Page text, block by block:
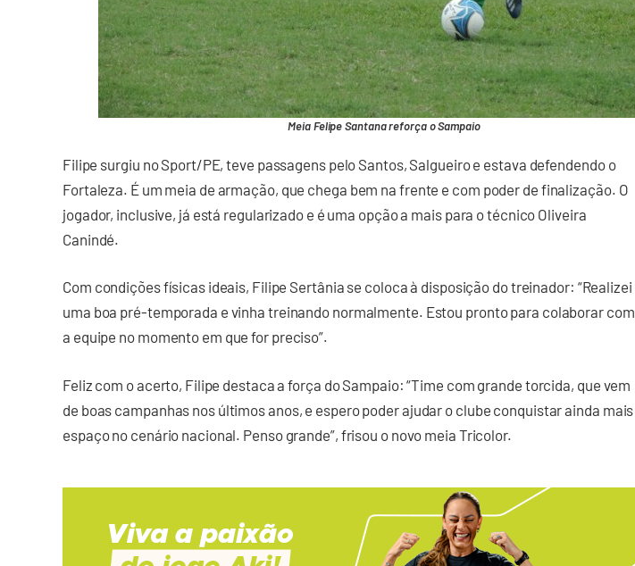
Meia Felipe Santana reforça o Sampaio
Filipe surgiu no Sport/PE, teve passagens pelo Santos, Salgueiro e estava defendendo o
Fortaleza. É um meia de armação, que chega bem na frente e com poder de finalização. O
jogador, inclusive, já está regularizado e é uma opção a mais para o técnico Oliveira
Canindé.
Com condições físicas ideais, Filipe Sertânia se coloca à disposição do treinador: “Realizei
uma boa pré-temporada e vinha treinando normalmente. Estou pronto para colaborar com
a equipe no momento em que for preciso”.
Feliz com o acerto, Filipe destaca a força do Sampaio: “Time com grande torcida, que vem
de boas campanhas nos últimos anos, e espero poder ajudar o clube conquistar ainda mais
espaço no cenário nacional. Penso grande”, frisou o novo meia Tricolor.